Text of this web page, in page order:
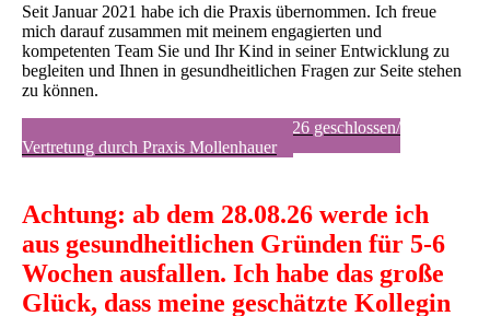
Seit Januar 2021 habe ich die Praxis übernommen. Ich freue
mich darauf zusammen mit meinem engagierten und
kompetenten Team Sie und Ihr Kind in seiner Entwicklung zu
begleiten und Ihnen in gesundheitlichen Fragen zur Seite stehen
zu können.
Unsere Praxis ist vom 03.8. bis 21.8.26 geschlossen/
Vertretung durch Praxis Mollenhauer
Achtung: ab dem 28.08.26 werde ich
aus gesundheitlichen Gründen für 5-6
Wochen ausfallen. Ich habe das große
Glück, dass meine geschätzte Kollegin